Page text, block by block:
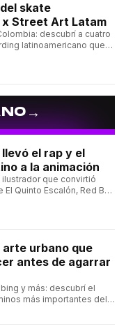
skate
Street Art Latam
descubrí a cuatro
latinoamericano que
→
el rap y el
a la animación
ilustrador que convirtió
Quinto Escalón, Red Bull
arte urbano que
antes de agarrar
y más: descubrí el
más importantes del